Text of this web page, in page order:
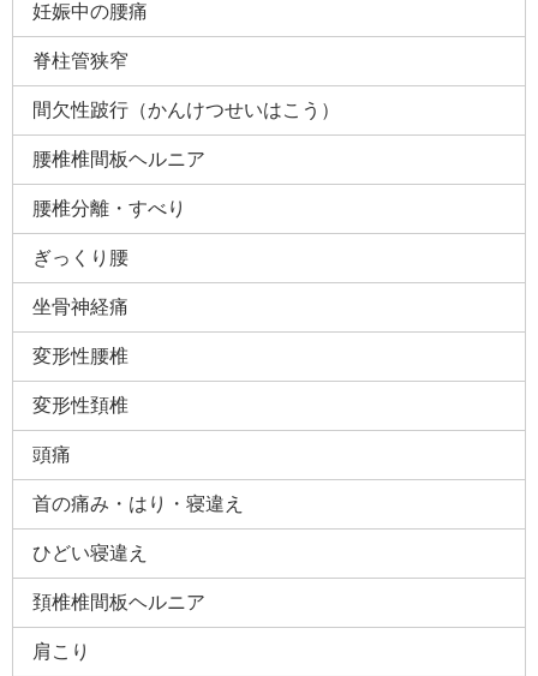
減ったので・・・」
2018.7.1 |門真市 ７５歳 女性 腰痛 「痛みが和らぎ満足
しています」
市 54歳 RK様
妊娠中の腰痛
脊柱管狭窄
間欠性跛行（かんけつせいはこう）
腰椎椎間板ヘルニア
腰椎分離・すべり
ぎっくり腰
坐骨神経痛
変形性腰椎
変形性頚椎
頭痛
首の痛み・はり・寝違え
ひどい寝違え
頚椎椎間板ヘルニア
肩こり